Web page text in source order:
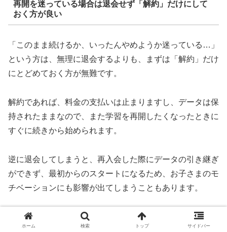
再開を迷っている場合は退会せず「解約」だけにして
おく方が良い
「このまま続けるか、いったんやめようか迷っている…」
という方は、無理に退会するよりも、まずは「解約」だけ
にとどめておく方が無難です。
解約であれば、料金の支払いは止まりますし、データは保
持されたままなので、また学習を再開したくなったときに
すぐに続きから始められます。
逆に退会してしまうと、再入会した際にデータの引き継ぎ
ができず、最初からのスタートになるため、お子さまのモ
チベーションにも影響が出てしまうこともあります。
退会時の注意点３・退会後のキャンペーン・特
ホーム 検索 トップ サイドバー